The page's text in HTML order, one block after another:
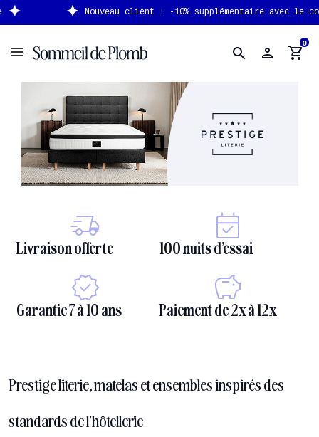
Nouveau client : -10% supplémentaire avec le codeNEW
search person shopping_cart0
Livraison offerte 100 nuits d’essai
Garantie 7 à 10 ans Paiement de 2x à 12x
Prestige literie, matelas et ensembles inspirés des
standards de l'hôtellerie